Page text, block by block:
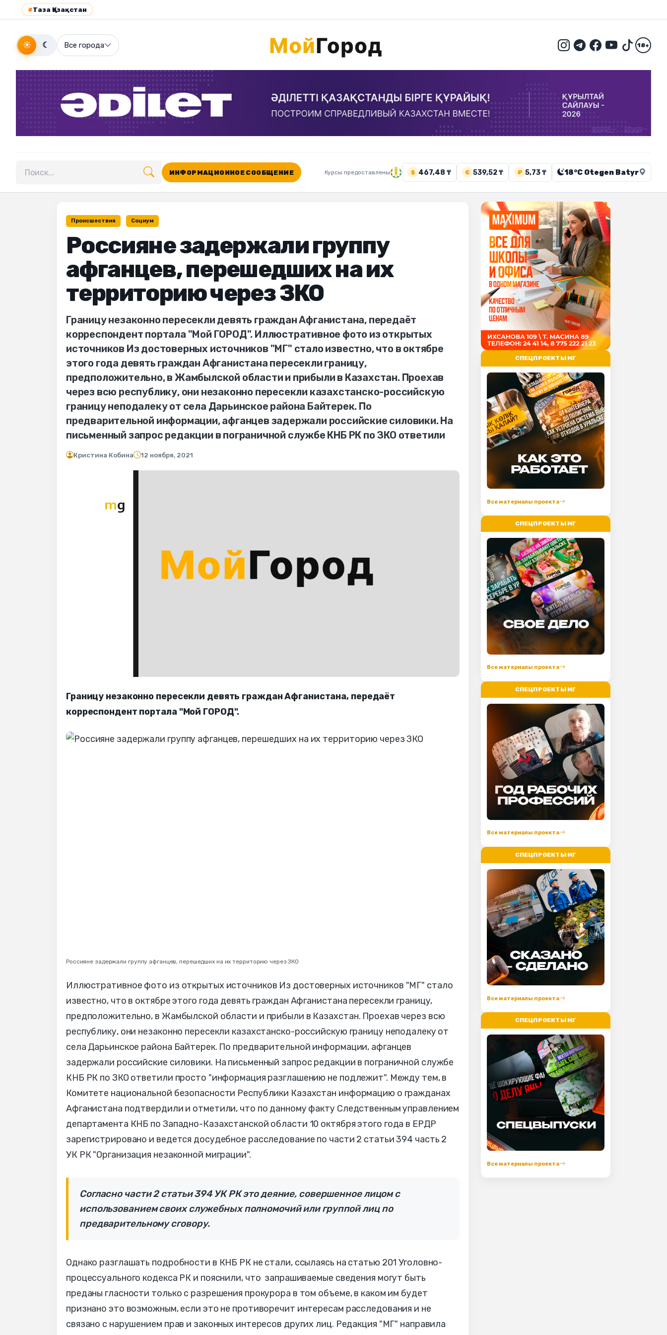
#Таза Қазақстан
☀ ☾ Все города 18+
Поиск по сайту
ИНФОРМАЦИОННОЕ СООБЩЕНИЕ Курсы предоставлены $ 467,48 ₸ € 539,52 ₸ ₽ 5,73 ₸ 18°C Otegen Batyr
Происшествия Социум
Россияне задержали группу
афганцев, перешедших на их
территорию через ЗКО
Границу незаконно пересекли девять граждан Афганистана, передаёт
корреспондент портала "Мой ГОРОД". Иллюстративное фото из открытых
источников Из достоверных источников "МГ" стало известно, что в октябре
этого года девять граждан Афганистана пересекли границу,
предположительно, в Жамбылской области и прибыли в Казахстан. Проехав
через всю республику, они незаконно пересекли казахстанско-российскую
границу неподалеку от села Дарьинское района Байтерек. По
предварительной информации, афганцев задержали российские силовики. На
письменный запрос редакции в пограничной службе КНБ РК по ЗКО ответили
Кристина Кобина 12 ноября, 2021
Границу незаконно пересекли девять граждан Афганистана, передаёт
корреспондент портала "Мой ГОРОД".
Россияне задержали группу афганцев, перешедших на их территорию через ЗКО
Иллюстративное фото из открытых источников Из достоверных источников "МГ" стало
известно, что в октябре этого года девять граждан Афганистана пересекли границу,
предположительно, в Жамбылской области и прибыли в Казахстан. Проехав через всю
республику, они незаконно пересекли казахстанско-российскую границу неподалеку от
села Дарьинское района Байтерек. По предварительной информации, афганцев
задержали российские силовики. На письменный запрос редакции в пограничной службе
КНБ РК по ЗКО ответили просто "информация разглашению не подлежит". Между тем, в
Комитете национальной безопасности Республики Казахстан информацию о гражданах
Афганистана подтвердили и отметили, что по данному факту Следственным управлением
департамента КНБ по Западно-Казахстанской области 10 октября этого года в ЕРДР
зарегистрировано и ведется досудебное расследование по части 2 статьи 394 часть 2
УК РК "Организация незаконной миграции".
Согласно части 2 статьи 394 УК РК это деяние, совершенное лицом с
использованием своих служебных полномочий или группой лиц по
предварительному сговору.
Однако разглашать подробности в КНБ РК не стали, ссылаясь на статью 201 Уголовно-
процессуального кодекса РК и пояснили, что запрашиваемые сведения могут быть
преданы гласности только с разрешения прокурора в том объеме, в каком им будет
признано это возможным, если это не противоречит интересам расследования и не
связано с нарушением прав и законных интересов других лиц. Редакция "МГ" направила
СПЕЦПРОЕКТЫ МГ
Все материалы проекта
СПЕЦПРОЕКТЫ МГ
Все материалы проекта
СПЕЦПРОЕКТЫ МГ
Все материалы проекта
СПЕЦПРОЕКТЫ МГ
Все материалы проекта
СПЕЦПРОЕКТЫ МГ
Все материалы проекта